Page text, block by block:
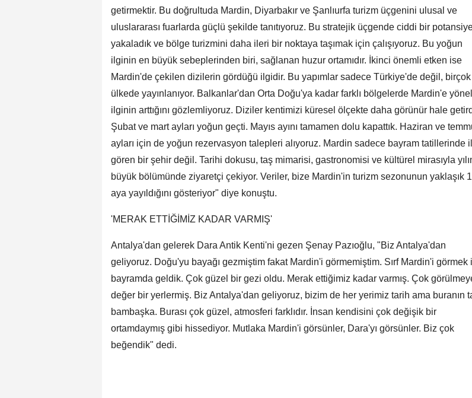
getirmektir. Bu doğrultuda Mardin, Diyarbakır ve Şanlıurfa turizm üçgenini ulusal ve
uluslararası fuarlarda güçlü şekilde tanıtıyoruz. Bu stratejik üçgende ciddi bir
yakaladık ve bölge turizmini daha ileri bir noktaya taşımak için çalışıyoruz. Bu yoğun
ilginin en büyük sebeplerinden biri, sağlanan huzur ortamıdır. İkinci önemli etken ise
Mardin'de çekilen dizilerin gördüğü ilgidir. Bu yapımlar sadece Türkiye'de değil, birçok
ülkede yayınlanıyor. Balkanlar'dan Orta Doğu'ya kadar farklı bölgelerde Mardin'e
ilginin arttığını gözlemliyoruz. Diziler kentimizi küresel ölçekte daha görünür hale
Şubat ve mart ayları yoğun geçti. Mayıs ayını tamamen dolu kapattık. Haziran ve
ayları için de yoğun rezervasyon talepleri alıyoruz. Mardin sadece bayram tatillerinde
gören bir şehir değil. Tarihi dokusu, taş mimarisi, gastronomisi ve kültürel mirasıyla
büyük bölümünde ziyaretçi çekiyor. Veriler, bize Mardin'in turizm sezonunun yaklaşık
aya yayıldığını gösteriyor" diye konuştu.
'MERAK ETTİĞİMİZ KADAR VARMIŞ'
Antalya'dan gelerek Dara Antik Kenti'ni gezen Şenay Pazıoğlu, "Biz Antalya'dan
geliyoruz. Doğu'yu bayağı gezmiştim fakat Mardin'i görmemiştim. Sırf Mardin'i görmek
bayramda geldik. Çok güzel bir gezi oldu. Merak ettiğimiz kadar varmış. Çok
değer bir yerlermiş. Biz Antalya'dan geliyoruz, bizim de her yerimiz tarih ama buranın
bambaşka. Burası çok güzel, atmosferi farklıdır. İnsan kendisini çok değişik bir
ortamdaymış gibi hissediyor. Mutlaka Mardin'i görsünler, Dara'yı görsünler. Biz çok
beğendik" dedi.